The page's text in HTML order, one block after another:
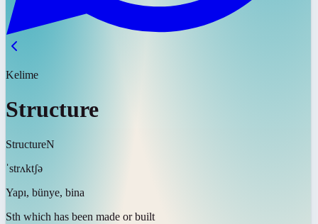
Kelime
Structure
StructureN
ˈstrʌktʃə
Yapı, bünye, bina
Sth which has been made or built